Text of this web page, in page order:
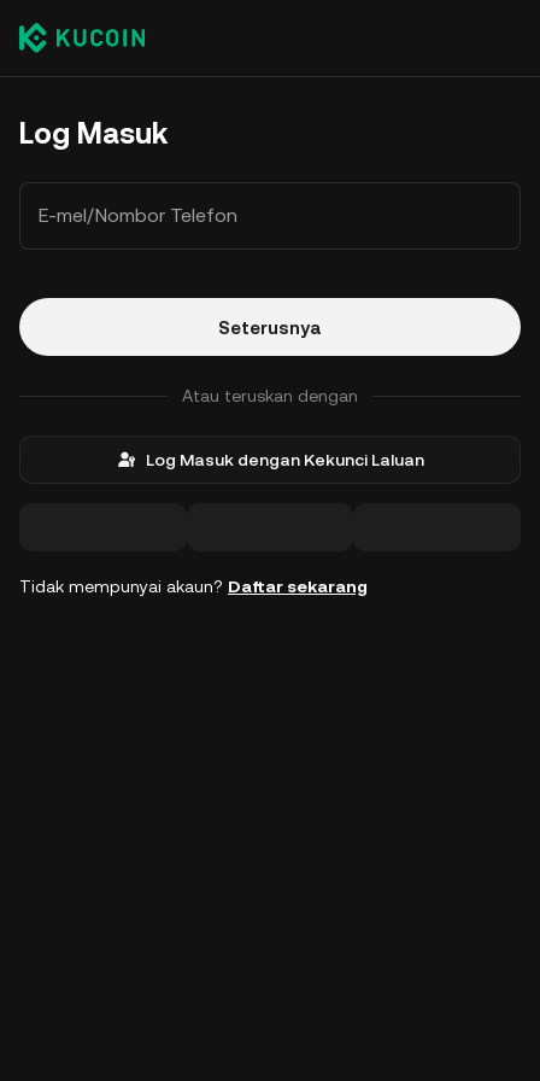
Log Masuk
E-mel/Nombor Telefon
Seterusnya
Atau teruskan dengan
Log Masuk dengan Kekunci Laluan
Tidak mempunyai akaun? Daftar sekarang